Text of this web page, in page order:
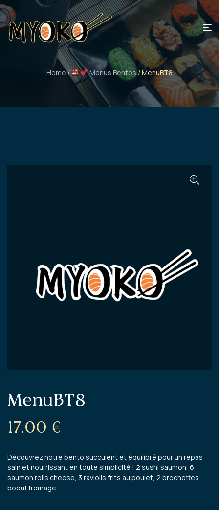
Home/ Menus Bentos/ MenuBT8
MenuBT8
17.00 €
Découvrez notre bento succulent et équilibré pour un repas
sain et nourrissant en toute simplicité ! 2 sushi saumon, 6
saumon rolls cheese, 3 raviolis frits au poulet, 2 brochettes
boeuf fromage